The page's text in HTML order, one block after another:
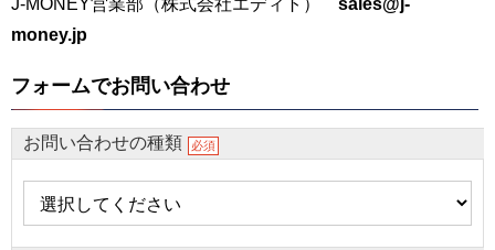
money.jp
フォームでお問い合わせ
お問い合わせの種類 必須